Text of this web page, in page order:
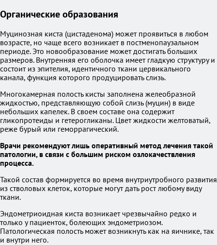
Органические образования
Муцинозная киста (цистаденома) может проявиться в любом
возрасте, но чаще всего возникает в постменопаузальном
периоде. Это новообразование может достигать больших
размеров. Внутренняя его оболочка имеет гладкую структуру и
состоит из эпителия, идентичного ткани цервикального
канала, функция которого продуцировать слизь.
Многокамерная полость кисты заполнена желеобразной
жидкостью, представляющую собой слизь (муцин) в виде
небольших капелек. В своем составе она содержит
гликопротеиды и гетерогликаны. Цвет жидкости желтоватый,
реже бурый или геморрагический.
Врачи рекомендуют лишь оперативный метод лечения такой
патологии, в связи с большим риском озлокачествления
процесса.
Такой состав формируется во время внутриутробного развития
из стволовых клеток, которые могут дать рост любому виду
ткани.
Эндометриоидная киста возникает чрезвычайно редко и
только у пациенток, болеющих эндометриозом.
Патологическая полость может возникнуть как на яичнике, так
и внутри него.